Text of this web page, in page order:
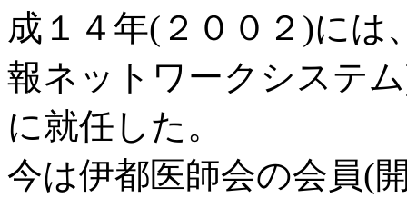
成１４年(２００２)には
報ネットワークシステ
に就任した。
今は伊都医師会の会員(